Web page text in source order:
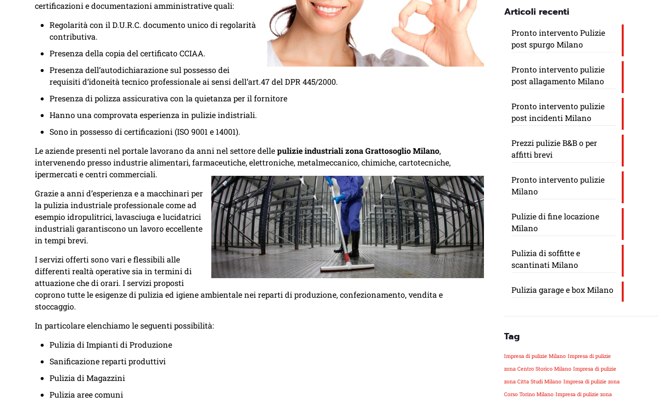
certificazioni e documentazioni amministrative quali:
Regolarità con il D.U.R.C. documento unico di regolarità
contributiva.
Presenza della copia del certificato CCIAA.
Presenza dell’autodichiarazione sul possesso dei
requisiti d’idoneità tecnico professionale ai sensi dell’art.47 del DPR 445/2000.
Presenza di polizza assicurativa con la quietanza per il fornitore
Hanno una comprovata esperienza in pulizie indistriali.
Sono in possesso di certificazioni (ISO 9001 e 14001).
Le aziende presenti nel portale lavorano da anni nel settore dellepulizie industriali zona Grattosoglio Milano,
intervenendo presso industrie alimentari, farmaceutiche, elettroniche, metalmeccanico, chimiche, cartotecniche,
ipermercati e centri commerciali.
Grazie a anni d’esperienza e a macchinari per
la pulizia industriale professionale come ad
esempio idropulitrici, lavasciuga e lucidatrici
industriali garantiscono un lavoro eccellente
in tempi brevi.
I servizi offerti sono vari e flessibili alle
differenti realtà operative sia in termini di
attuazione che di orari. I servizi proposti
coprono tutte le esigenze di pulizia ed igiene ambientale nei reparti di produzione, confezionamento, vendita e
stoccaggio.
In particolare elenchiamo le seguenti possibilità:
Pulizia di Impianti di Produzione
Sanificazione reparti produttivi
Pulizia di Magazzini
Pulizia aree comuni
Articoli recenti
Pronto intervento Pulizie
post spurgo Milano
Pronto intervento pulizie
post allagamento Milano
Pronto intervento pulizie
post incidenti Milano
Prezzi pulizie B&B o per
affitti brevi
Pronto intervento pulizie
Milano
Pulizie di fine locazione
Milano
Pulizia di soffitte e
scantinati Milano
Pulizia garage e box Milano
Tag
Impresa di pulizie Milano Impresa di pulizie
zona Centro Storico Milano Impresa di pulizie
zona Citta Studi Milano Impresa di pulizie zona
Corso Torino Milano Impresa di pulizie zona